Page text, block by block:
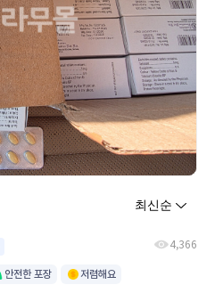
4,366
안전한 포장 저렴해요